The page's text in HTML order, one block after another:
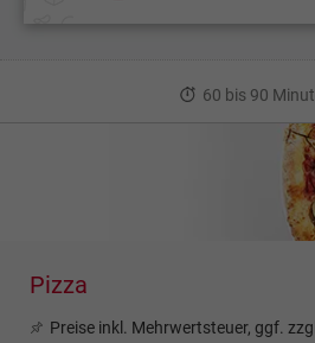
60 bis 90
Pizza
Preise inkl. Mehrwertsteuer, ggf.